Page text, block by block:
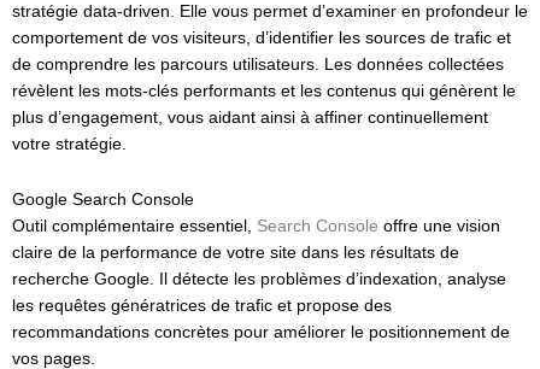
stratégie data-driven. Elle vous permet d’examiner en profondeur le
comportement de vos visiteurs, d’identifier les sources de trafic et
de comprendre les parcours utilisateurs. Les données collectées
révèlent les mots-clés performants et les contenus qui génèrent le
plus d’engagement, vous aidant ainsi à affiner continuellement
votre stratégie.
Google Search Console
Outil complémentaire essentiel, Search Console offre une vision
claire de la performance de votre site dans les résultats de
recherche Google. Il détecte les problèmes d’indexation, analyse
les requêtes génératrices de trafic et propose des
recommandations concrètes pour améliorer le positionnement de
vos pages.